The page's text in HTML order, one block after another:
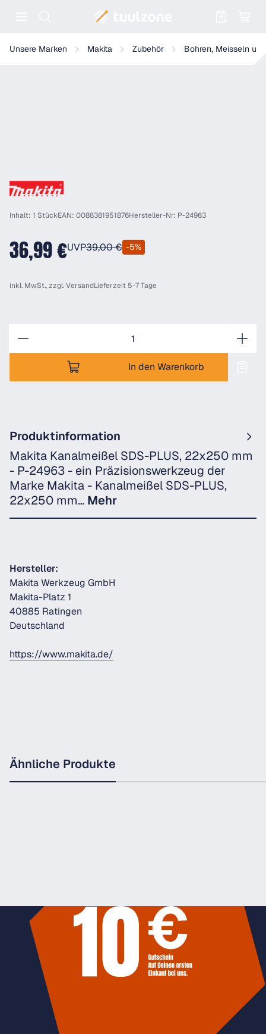
Unsere Marken Makita Zubehör Bohren, Meisseln
Makita Kanalmeißel SDS-PLUS, 22x250 mm - P-24963
Inhalt: 1 StückEAN: 0088381951876Hersteller-Nr: P-24963
36,99 €UVP39,00 € -5%
inkl. MwSt., zzgl.VersandLieferzeit 5-7 Tage
In den Warenkorb
Produktinformation
Makita Kanalmeißel SDS-PLUS, 22x250 mm
- P-24963 - ein Präzisionswerkzeug der
Marke Makita - Kanalmeißel SDS-PLUS,
22x250 mm… Mehr
Hersteller:
Makita Werkzeug GmbH
Makita-Platz 1
40885 Ratingen
Deutschland
https://www.makita.de/
Ähnliche Produkte